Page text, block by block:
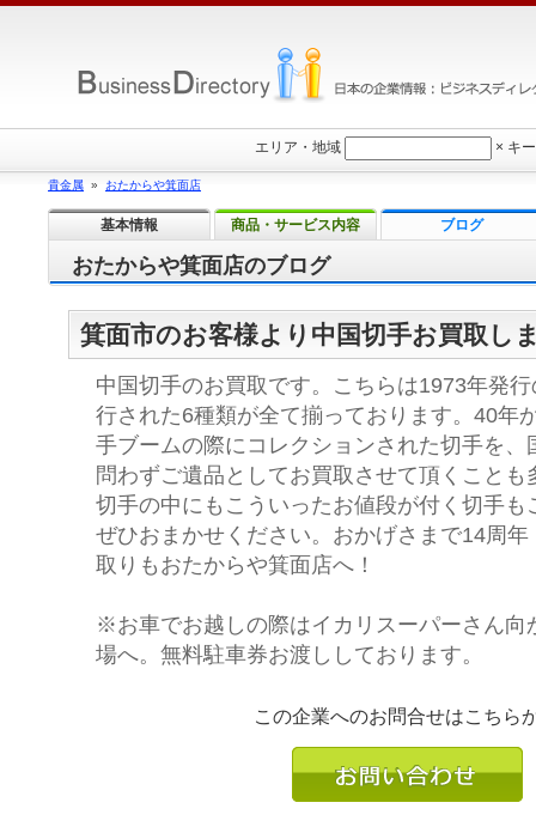
おたからや箕面店のブログ
箕面市のお客様より中国切手お買取し
中国切手のお買取です。こちらは1973年発
行された6種類が全て揃っております。40年
手ブームの際にコレクションされた切手を、
問わずご遺品としてお買取させて頂くことも
切手の中にもこういったお値段が付く切手も
ぜひおまかせください。おかげさまで14周
取りもおたからや箕面店へ！
※お車でお越しの際はイカリスーパーさん向
場へ。無料駐車券お渡ししております。
この企業へのお問合せはこちら
エリア・地域 × キ
貴金属 » おたからや箕面店
基本情報 商品・サービス内容 ブログ